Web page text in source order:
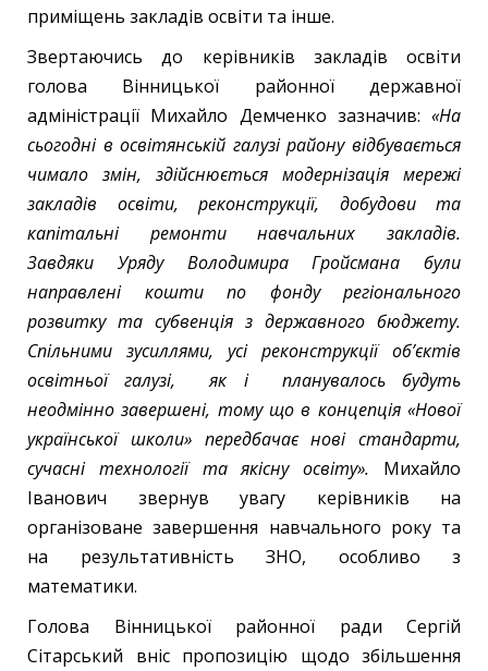
приміщень закладів освіти та інше.
Звертаючись до керівників закладів освіти
голова Вінницької районної державної
адміністрації Михайло Демченко зазначив: «На
сьогодні в освітянській галузі району відбувається
чимало змін, здійснюється модернізація мережі
закладів освіти, реконструкції, добудови та
капітальні ремонти навчальних закладів.
Завдяки Уряду Володимира Гройсмана були
направлені кошти по фонду регіонального
розвитку та субвенція з державного бюджету.
Спільними зусиллями, усі реконструкції об’єктів
освітньої галузі, як і планувалось будуть
неодмінно завершені, тому що в концепція «Нової
української школи» передбачає нові стандарти,
сучасні технології та якісну освіту». Михайло
Іванович звернув увагу керівників на
організоване завершення навчального року та
на результативність ЗНО, особливо з
математики.
Голова Вінницької районної ради Сергій
Сітарський вніс пропозицію щодо збільшення